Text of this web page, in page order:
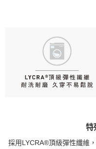
特
採用LYCRA®頂級彈性纖維